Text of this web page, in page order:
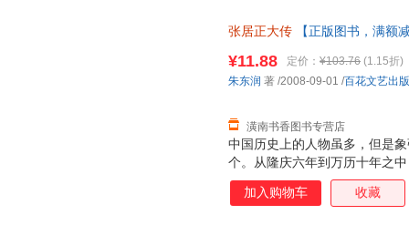
他固然不是禽兽，但是他也并
张居正大传 【正版图书，满额
中国历史上的人物虽多，但是
个。从隆庆六年到万历十年之
他比拟的人物。这个时期以前
是混乱，只有在这十年之中，
¥11.88 定价： ¥103.76 (1.15折)
潢南书香图书专营店
朱东润 著 /2008-09-01 /百花文艺出
加入购物车 收藏